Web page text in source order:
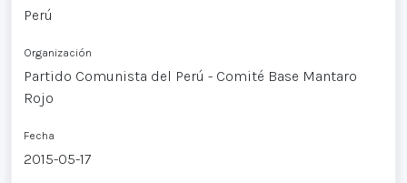
Perú
Organización
Partido Comunista del Perú - Comité Base Mantaro
Rojo
Fecha
2015-05-17